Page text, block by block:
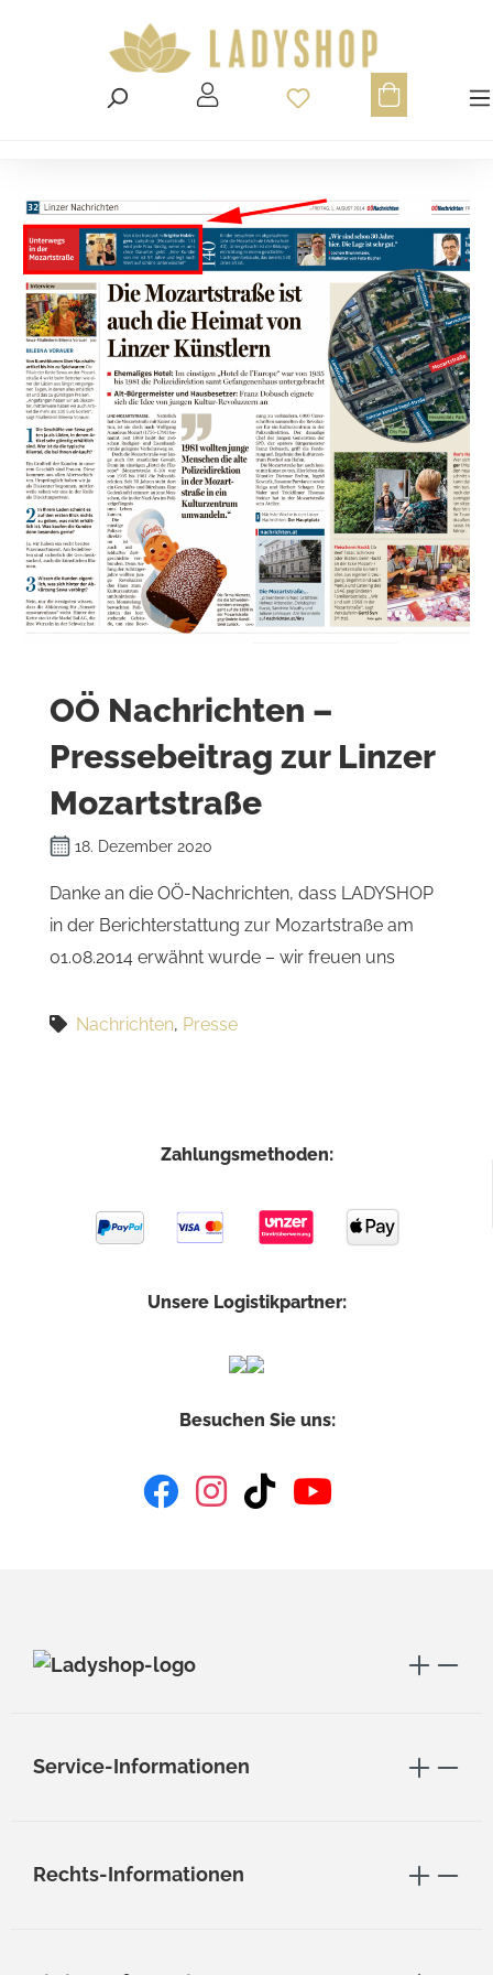
Du hast 0
OÖ Nachrichten –
Pressebeitrag zur Linzer
Mozartstraße
18. Dezember 2020
Danke an die OÖ-Nachrichten, dass LADYSHOP
in der Berichterstattung zur Mozartstraße am
01.08.2014 erwähnt wurde – wir freuen uns
Nachrichten, Presse
Zahlungsmethoden:
Unsere Logistikpartner:
Besuchen Sie uns:
Service-Informationen
Rechts-Informationen